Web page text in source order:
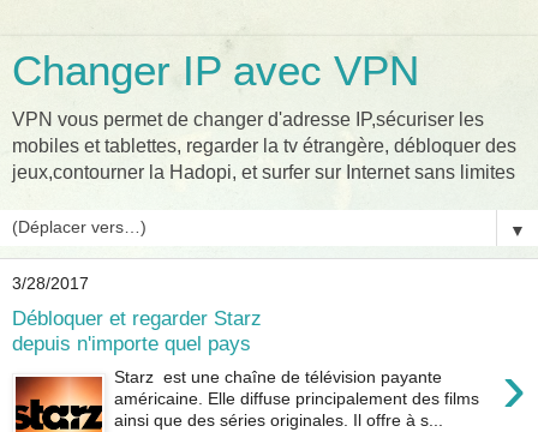
Changer IP avec VPN
VPN vous permet de changer d'adresse IP,sécuriser les
mobiles et tablettes, regarder la tv étrangère, débloquer des
jeux,contourner la Hadopi, et surfer sur Internet sans limites
▼
3/28/2017
Débloquer et regarder Starz
depuis n'importe quel pays
›
Starz est une chaîne de télévision payante
américaine. Elle diffuse principalement des films
ainsi que des séries originales. Il offre à s...